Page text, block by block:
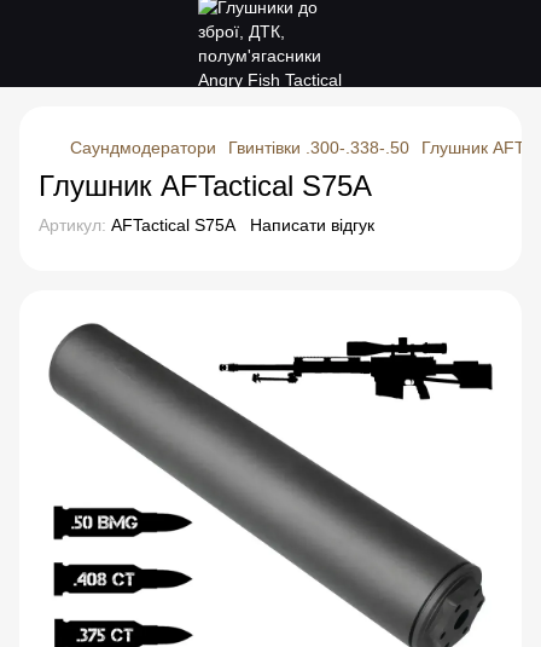
Саундмодератори Гвинтівки .300-.338-.50 Глушник
Глушник AFTactical S75A
Артикул: AFTactical S75A Написати відгук